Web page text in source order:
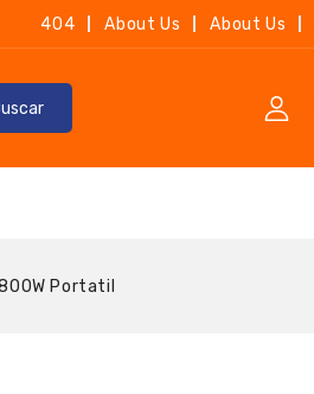
404 About Us About Us
Portatil